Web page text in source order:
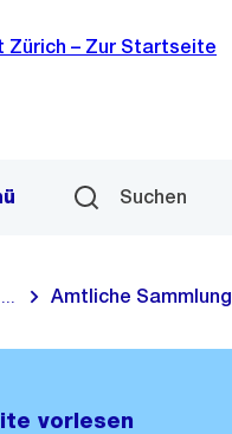
Suchen
Blende alle Breadcrumbs ein
Amtliche Sammlung
vorlesen